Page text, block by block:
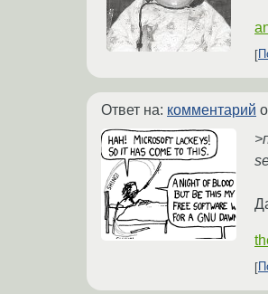
Ответ на: комментарий